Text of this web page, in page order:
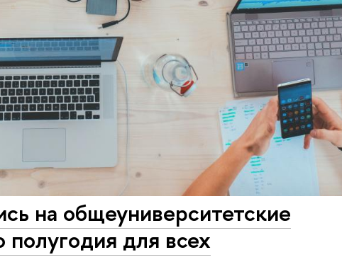
на общеуниверситетские
полугодия для всех